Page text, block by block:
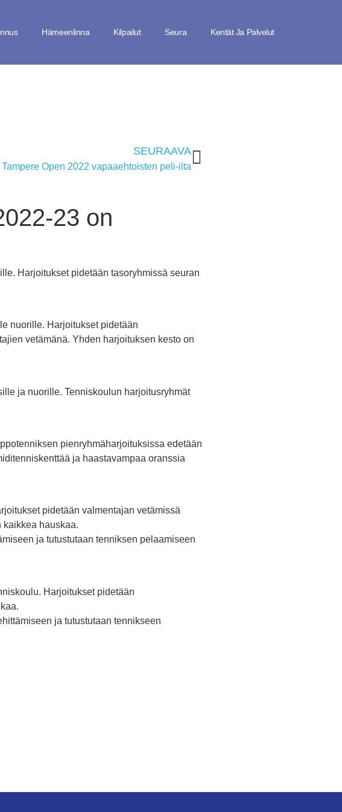
Hämeenlinna Kilpailut Seura Kentät Ja Palvelut
SEURAAVA
Tampere Open 2022 vapaaehtoisten peli-ilta
23 on
Harjoitukset pidetään tasoryhmissä seuran
nuorille. Harjoitukset pidetään
vetämänä. Yhden harjoituksen kesto on
ja nuorille. Tenniskoulun harjoitusryhmät
pienryhmäharjoituksissa edetään
ja haastavampaa oranssia
pidetään valmentajan vetämissä
hauskaa.
ja tutustutaan tenniksen pelaamiseen
Harjoitukset pidetään
ja tutustutaan tennikseen